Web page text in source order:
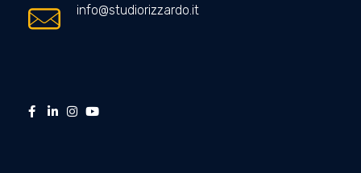
info@studiorizzardo.it